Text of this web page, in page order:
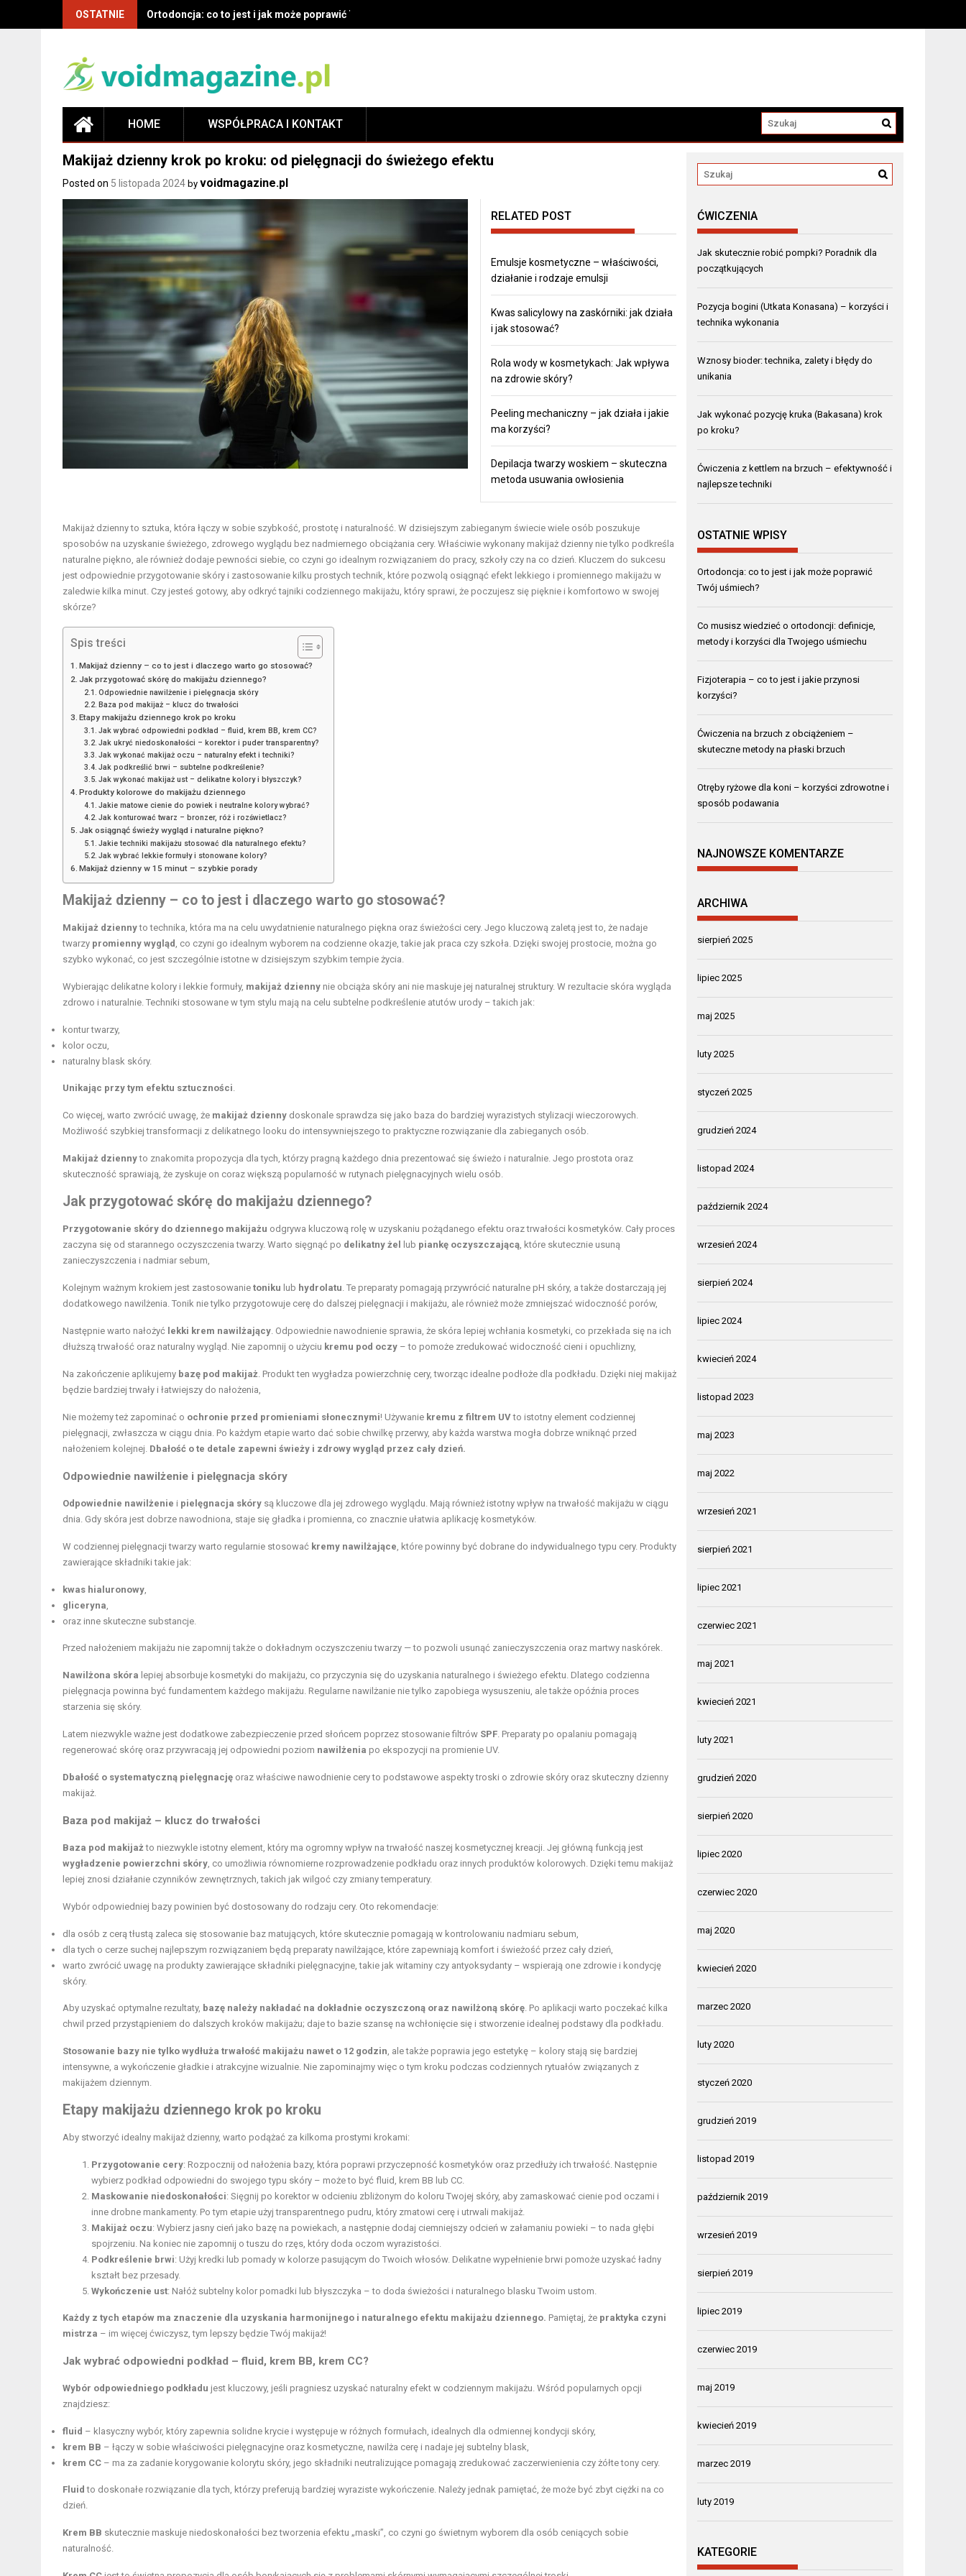
OSTATNIE Ortodoncja: co to jest i jak może poprawić Twój uśmiech?
HOME WSPÓŁPRACA I KONTAKT
Makijaż dzienny krok po kroku: od pielęgnacji do świeżego efektu
Posted on 5 listopada 2024 by voidmagazine.pl
RELATED POST
Emulsje kosmetyczne – właściwości,
działanie i rodzaje emulsji
Kwas salicylowy na zaskórniki: jak działa
i jak stosować?
Rola wody w kosmetykach: Jak wpływa
na zdrowie skóry?
Peeling mechaniczny – jak działa i jakie
ma korzyści?
Depilacja twarzy woskiem – skuteczna
metoda usuwania owłosienia
Makijaż dzienny to sztuka, która łączy w sobie szybkość, prostotę i naturalność. W dzisiejszym zabieganym świecie wiele osób poszukuje
sposobów na uzyskanie świeżego, zdrowego wyglądu bez nadmiernego obciążania cery. Właściwie wykonany makijaż dzienny nie tylko podkreśla
naturalne piękno, ale również dodaje pewności siebie, co czyni go idealnym rozwiązaniem do pracy, szkoły czy na co dzień. Kluczem do sukcesu
jest odpowiednie przygotowanie skóry i zastosowanie kilku prostych technik, które pozwolą osiągnąć efekt lekkiego i promiennego makijażu w
zaledwie kilka minut. Czy jesteś gotowy, aby odkryć tajniki codziennego makijażu, który sprawi, że poczujesz się pięknie i komfortowo w swojej
skórze?
Spis treści
Makijaż dzienny – co to jest i dlaczego warto go stosować?
Jak przygotować skórę do makijażu dziennego?
Odpowiednie nawilżenie i pielęgnacja skóry
Baza pod makijaż – klucz do trwałości
Etapy makijażu dziennego krok po kroku
Jak wybrać odpowiedni podkład – fluid, krem BB, krem CC?
Jak ukryć niedoskonałości – korektor i puder transparentny?
Jak wykonać makijaż oczu – naturalny efekt i techniki?
Jak podkreślić brwi – subtelne podkreślenie?
Jak wykonać makijaż ust – delikatne kolory i błyszczyk?
Produkty kolorowe do makijażu dziennego
Jakie matowe cienie do powiek i neutralne kolory wybrać?
Jak konturować twarz – bronzer, róż i rozświetlacz?
Jak osiągnąć świeży wygląd i naturalne piękno?
Jakie techniki makijażu stosować dla naturalnego efektu?
Jak wybrać lekkie formuły i stonowane kolory?
Makijaż dzienny w 15 minut – szybkie porady
Makijaż dzienny – co to jest i dlaczego warto go stosować?
Makijaż dziennyto technika, która ma na celu uwydatnienie naturalnego piękna oraz świeżości cery. Jego kluczową zaletą jest to, że nadaje
twarzy promienny wygląd , co czyni go idealnym wyborem na codzienne okazje, takie jak praca czy szkoła. Dzięki swojej prostocie, można go
szybko wykonać, co jest szczególnie istotne w dzisiejszym szybkim tempie życia.
Wybierając delikatne kolory i lekkie formuły, makijaż dzienny nie obciąża skóry ani nie maskuje jej naturalnej struktury. W rezultacie skóra wygląda
zdrowo i naturalnie. Techniki stosowane w tym stylu mają na celu subtelne podkreślenie atutów urody – takich jak:
kontur twarzy,
kolor oczu,
naturalny blask skóry.
Unikając przy tym efektu sztuczności
Co więcej, warto zwrócić uwagę, że makijaż dzienny doskonale sprawdza się jako baza do bardziej wyrazistych stylizacji wieczorowych.
Możliwość szybkiej transformacji z delikatnego looku do intensywniejszego to praktyczne rozwiązanie dla zabieganych osób.
Makijaż dziennyto znakomita propozycja dla tych, którzy pragną każdego dnia prezentować się świeżo i naturalnie. Jego prostota oraz
skuteczność sprawiają, że zyskuje on coraz większą popularność w rutynach pielęgnacyjnych wielu osób.
Jak przygotować skórę do makijażu dziennego?
Przygotowanie skóry do dziennego makijażu odgrywa kluczową rolę w uzyskaniu pożądanego efektu oraz trwałości kosmetyków. Cały proces
zaczyna się od starannego oczyszczenia twarzy. Warto sięgnąć po delikatny żel lub piankę oczyszczającą , które skutecznie usuną
zanieczyszczenia i nadmiar sebum
Kolejnym ważnym krokiem jest zastosowanie toniku lub hydrolatu . Te preparaty pomagają przywrócić naturalne pH skóry, a także dostarczają jej
dodatkowego nawilżenia. Tonik nie tylko przygotowuje cerę do dalszej pielęgnacji i makijażu, ale również może zmniejszać widoczność porów,
Następnie warto nałożyć lekki krem nawilżający . Odpowiednie nawodnienie sprawia, że skóra lepiej wchłania kosmetyki, co przekłada się na ich
dłuższą trwałość oraz naturalny wygląd. Nie zapomnij o użyciu kremu pod oczy – to pomoże zredukować widoczność cieni i opuchlizny,
Na zakończenie aplikujemy bazę pod makijaż . Produkt ten wygładza powierzchnię cery, tworząc idealne podłoże dla podkładu. Dzięki niej makijaż
będzie bardziej trwały i łatwiejszy do nałożenia,
Nie możemy też zapominać o ochronie przed promieniami słonecznymi! Używanie kremu z filtrem UVto istotny element codziennej
pielęgnacji, zwłaszcza w ciągu dnia. Po każdym etapie warto dać sobie chwilkę przerwy, aby każda warstwa mogła dobrze wniknąć przed
nałożeniem kolejnej. Dbałość o te detale zapewni świeży i zdrowy wygląd przez cały dzień.
Odpowiednie nawilżenie i pielęgnacja skóry
Odpowiednie nawilżenie i pielęgnacja skóry są kluczowe dla jej zdrowego wyglądu. Mają również istotny wpływ na trwałość makijażu w ciągu
dnia. Gdy skóra jest dobrze nawodniona, staje się gładka i promienna, co znacznie ułatwia aplikację kosmetyków.
W codziennej pielęgnacji twarzy warto regularnie stosować kremy nawilżające , które powinny być dobrane do indywidualnego typu cery. Produkty
zawierające składniki takie jak:
kwas hialuronowy
gliceryna
oraz inne skuteczne substancje.
Przed nałożeniem makijażu nie zapomnij także o dokładnym oczyszczeniu twarzy — to pozwoli usunąć zanieczyszczenia oraz martwy naskórek.
Nawilżona skóra lepiej absorbuje kosmetyki do makijażu , co przyczynia się do uzyskania naturalnego i świeżego efektu. Dlatego codzienna
pielęgnacja powinna być fundamentem każdego makijażu. Regularne nawilżanie nie tylko zapobiega wysuszeniu, ale także opóźnia proces
starzenia się skóry.
Latem niezwykle ważne jest dodatkowe zabezpieczenie przed słońcem poprzez stosowanie filtrów SPF . Preparaty po opalaniu pomagają
regenerować skórę oraz przywracają jej odpowiedni poziom nawilżenia po ekspozycji na promienie UV.
Dbałość o systematyczną pielęgnację oraz właściwe nawodnienie cery to podstawowe aspekty troski o zdrowie skóry oraz skuteczny dzienny
makijaż.
Baza pod makijaż – klucz do trwałości
Baza pod makijaż to niezwykle istotny element, który ma ogromny wpływ na trwałość naszej kosmetycznej kreacji. Jej główną funkcją jest
wygładzenie powierzchni skóry , co umożliwia równomierne rozprowadzenie podkładu oraz innych produktów kolorowych. Dzięki temu makijaż
lepiej znosi działanie czynników zewnętrznych, takich jak wilgoć czy zmiany temperatury.
Wybór odpowiedniej bazy powinien być dostosowany do rodzaju cery. Oto rekomendacje:
dla osób z cerą tłustą zaleca się stosowanie baz matujących, które skutecznie pomagają w kontrolowaniu nadmiaru sebum,
dla tych o cerze suchej najlepszym rozwiązaniem będą preparaty nawilżające, które zapewniają komfort i świeżość przez cały dzień,
warto zwrócić uwagę na produkty zawierające składniki pielęgnacyjne, takie jak witaminy czy antyoksydanty – wspierają one zdrowie i kondycję
skóry.
Aby uzyskać optymalne rezultaty, bazę należy nakładać na dokładnie oczyszczoną oraz nawilżoną skórę . Po aplikacji warto poczekać kilka
chwil przed przystąpieniem do dalszych kroków makijażu; daje to bazie szansę na wchłonięcie się i stworzenie idealnej podstawy dla podkładu.
Stosowanie bazy nie tylko wydłuża trwałość makijażu nawet o 12 godzin , ale także poprawia jego estetykę – kolory stają się bardziej
intensywne, a wykończenie gładkie i atrakcyjne wizualnie. Nie zapominajmy więc o tym kroku podczas codziennych rytuałów związanych z
makijażem dziennym.
Etapy makijażu dziennego krok po kroku
Aby stworzyć idealny makijaż dzienny, warto podążać za kilkoma prostymi krokami:
Przygotowanie cery: Rozpocznij od nałożenia bazy, która poprawi przyczepność kosmetyków oraz przedłuży ich trwałość. Następnie
wybierz podkład odpowiedni do swojego typu skóry – może to być fluid, krem BB lub CC.
Maskowanie niedoskonałości: Sięgnij po korektor w odcieniu zbliżonym do koloru Twojej skóry, aby zamaskować cienie pod oczami i
inne drobne mankamenty. Po tym etapie użyj transparentnego pudru, który zmatowi cerę i utrwali makijaż.
Makijaż oczu: Wybierz jasny cień jako bazę na powiekach, a następnie dodaj ciemniejszy odcień w załamaniu powieki – to nada głębi
spojrzeniu. Na koniec nie zapomnij o tuszu do rzęs, który doda oczom wyrazistości.
Podkreślenie brwi: Użyj kredki lub pomady w kolorze pasującym do Twoich włosów. Delikatne wypełnienie brwi pomoże uzyskać ładny
kształt bez przesady.
Wykończenie ust: Nałóż subtelny kolor pomadki lub błyszczyka – to doda świeżości i naturalnego blasku Twoim ustom.
Każdy z tych etapów ma znaczenie dla uzyskania harmonijnego i naturalnego efektu makijażu dziennego. Pamiętaj, że praktyka czyni
mistrza – im więcej ćwiczysz, tym lepszy będzie Twój makijaż!
Jak wybrać odpowiedni podkład – fluid, krem BB, krem CC?
Wybór odpowiedniego podkładu jest kluczowy, jeśli pragniesz uzyskać naturalny efekt w codziennym makijażu. Wśród popularnych opcji
znajdziesz:
fluid – klasyczny wybór, który zapewnia solidne krycie i występuje w różnych formułach, idealnych dla odmiennej kondycji skóry,
krem BB – łączy w sobie właściwości pielęgnacyjne oraz kosmetyczne, nawilża cerę i nadaje jej subtelny blask,
krem CC – ma za zadanie korygowanie kolorytu skóry, jego składniki neutralizujące pomagają zredukować zaczerwienienia czy żółte tony cery.
Fluid to doskonałe rozwiązanie dla tych, którzy preferują bardziej wyraziste wykończenie. Należy jednak pamiętać, że może być zbyt ciężki na co
dzień.
Krem BB skutecznie maskuje niedoskonałości bez tworzenia efektu „maski”, co czyni go świetnym wyborem dla osób ceniących sobie
naturalność.
ĆWICZENIA
Jak skutecznie robić pompki? Poradnik dla
początkujących
Pozycja bogini (Utkata Konasana) – korzyści i
technika wykonania
Wznosy bioder: technika, zalety i błędy do
unikania
Jak wykonać pozycję kruka (Bakasana) krok
po kroku?
Ćwiczenia z kettlem na brzuch – efektywność i
najlepsze techniki
OSTATNIE WPISY
Ortodoncja: co to jest i jak może poprawić
Twój uśmiech?
Co musisz wiedzieć o ortodoncji: definicje,
metody i korzyści dla Twojego uśmiechu
Fizjoterapia – co to jest i jakie przynosi
korzyści?
Ćwiczenia na brzuch z obciążeniem –
skuteczne metody na płaski brzuch
Otręby ryżowe dla koni – korzyści zdrowotne i
sposób podawania
NAJNOWSZE KOMENTARZE
ARCHIWA
sierpień 2025
lipiec 2025
maj 2025
luty 2025
styczeń 2025
grudzień 2024
listopad 2024
październik 2024
wrzesień 2024
sierpień 2024
lipiec 2024
kwiecień 2024
listopad 2023
maj 2023
maj 2022
wrzesień 2021
sierpień 2021
lipiec 2021
czerwiec 2021
maj 2021
kwiecień 2021
luty 2021
grudzień 2020
sierpień 2020
lipiec 2020
czerwiec 2020
maj 2020
kwiecień 2020
marzec 2020
luty 2020
styczeń 2020
grudzień 2019
listopad 2019
październik 2019
wrzesień 2019
sierpień 2019
lipiec 2019
czerwiec 2019
maj 2019
kwiecień 2019
marzec 2019
luty 2019
KATEGORIE